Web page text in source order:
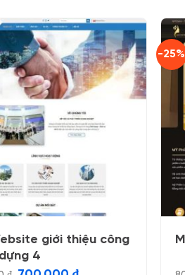
giới thiệu công
4
Giá
Giá
-25%